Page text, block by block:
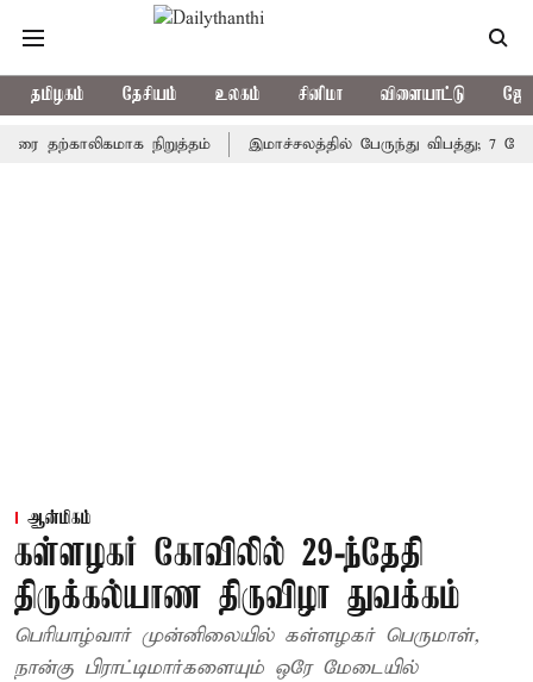
தமிழகம் தேசியம் உலகம் சினிமா விளையாட்டு
நிறுத்தம் இமாச்சலத்தில் பேருந்து விபத்து; 7 பேர்
ஆன்மிகம்
கள்ளழகர் கோவிலில் 29-ந்தேதி
திருக்கல்யாண திருவிழா துவக்கம்
பெரியாழ்வார் முன்னிலையில் கள்ளழகர் பெருமாள்,
நான்கு பிராட்டிமார்களையும் ஒரே மேடையில்